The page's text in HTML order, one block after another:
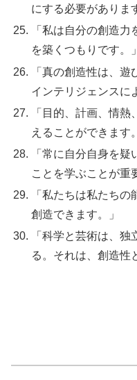
にする必要がありま
「私は自分の創造
を築くつもりです。」
「真の創造性は、
インテリジェンスに
「目的、計画、情
えることができます
「常に自分自身を
ことを学ぶことが重
「私たちは私たち
創造できます。」
「科学と芸術は、
る。それは、創造性